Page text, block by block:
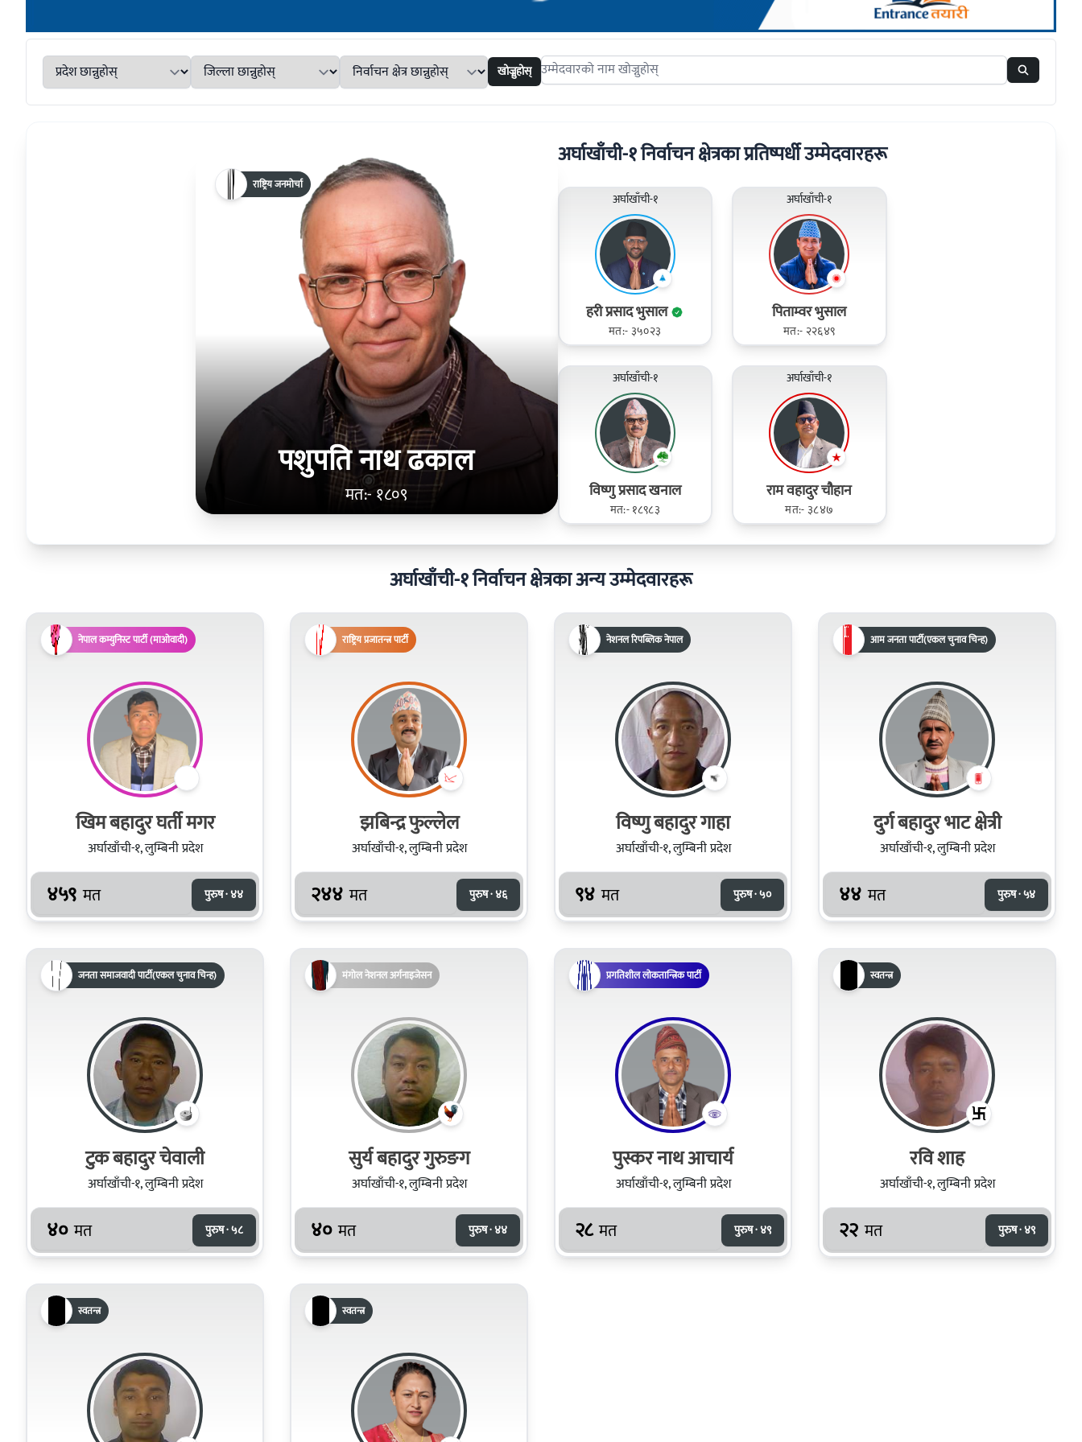
खोज्नुहोस् Search candidates
पशुपति नाथ ढकाल
मत:- १८०९
राष्ट्रिय जनमोर्चा
अर्घाखाँची-१ निर्वाचन क्षेत्रका प्रतिष्पर्धी उम्मेदवारहरू
अर्घाखाँची-१
हरी प्रसाद भुसाल
मत:- ३५०२३
अर्घाखाँची-१
पिताम्वर भुसाल
मत:- २२६४९
अर्घाखाँची-१
विष्णु प्रसाद खनाल
मत:- १८९८३
अर्घाखाँची-१
राम वहादुर चौहान
मत:- ३८४७
अर्घाखाँची-१ निर्वाचन क्षेत्रका अन्य उम्मेदवारहरू
नेपाल कम्युनिस्ट पार्टी (माओवादी)
खिम बहादुर घर्ती मगर
अर्घाखाँची-१, लुम्बिनी प्रदेश
४५९ मत पुरुष · ४४
राष्ट्रिय प्रजातन्त्र पार्टी
झबिन्द्र फुल्लेल
अर्घाखाँची-१, लुम्बिनी प्रदेश
२४४ मत पुरुष · ४६
नेशनल रिपब्लिक नेपाल
विष्णु बहादुर गाहा
अर्घाखाँची-१, लुम्बिनी प्रदेश
९४ मत पुरुष · ५०
आम जनता पार्टी(एकल चुनाव चिन्ह)
दुर्ग बहादुर भाट क्षेत्री
अर्घाखाँची-१, लुम्बिनी प्रदेश
४४ मत पुरुष · ५४
जनता समाजवादी पार्टी(एकल चुनाव चिन्ह)
टुक बहादुर चेवाली
अर्घाखाँची-१, लुम्बिनी प्रदेश
४० मत पुरुष · ५८
मंगोल नेशनल अर्गनाइजेसन
सुर्य बहादुर गुरुङग
अर्घाखाँची-१, लुम्बिनी प्रदेश
४० मत पुरुष · ४४
प्रगतिशील लोकतान्त्रिक पार्टी
पुस्कर नाथ आचार्य
अर्घाखाँची-१, लुम्बिनी प्रदेश
२८ मत पुरुष · ४९
स्वतन्त्र
रवि शाह
अर्घाखाँची-१, लुम्बिनी प्रदेश
२२ मत पुरुष · ४९
स्वतन्त्र स्वतन्त्र